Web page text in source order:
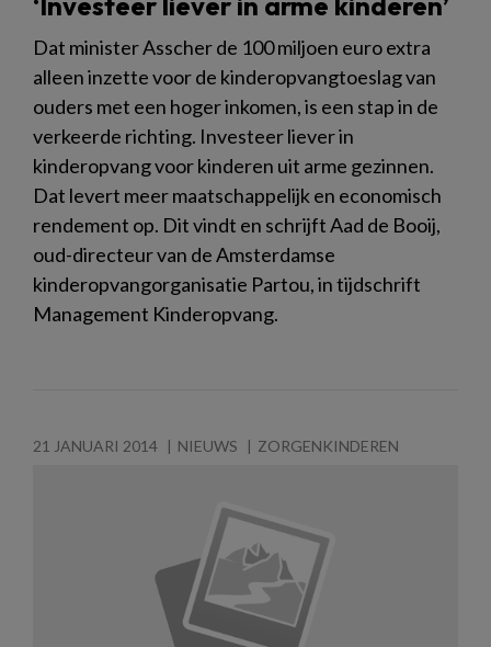
Dat minister Asscher de 100 miljoen euro extra
alleen inzette voor de kinderopvangtoeslag van
ouders met een hoger inkomen, is een stap in de
verkeerde richting. Investeer liever in
kinderopvang voor kinderen uit arme gezinnen.
Dat levert meer maatschappelijk en economisch
rendement op. Dit vindt en schrijft Aad de Booij,
oud-directeur van de Amsterdamse
kinderopvangorganisatie Partou, in tijdschrift
Management Kinderopvang.
21 JANUARI 2014 NIEUWS ZORGENKINDEREN